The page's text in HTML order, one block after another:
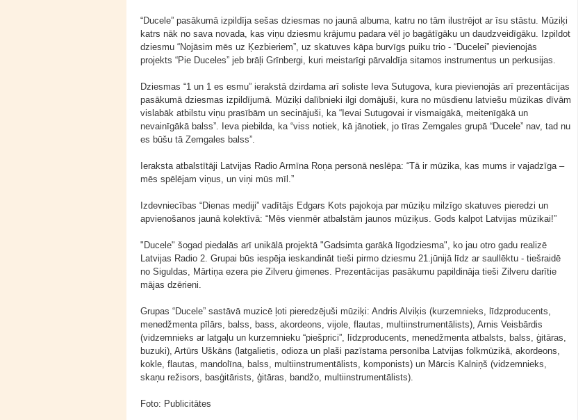
“Ducele” pasākumā izpildīja sešas dziesmas no jaunā albuma, katru no tām ilustrējot ar īsu stāstu. Mūziķi
katrs nāk no sava novada, kas viņu dziesmu krājumu padara vēl jo bagātīgāku un daudzveidīgāku. Izpildot
dziesmu “Nojāsim mēs uz Ķezbieriem”, uz skatuves kāpa burvīgs puiku trio - “Ducelei” pievienojās
projekts “Pie Duceles” jeb brāļi Grīnbergi, kuri meistarīgi pārvaldīja sitamos instrumentus un perkusijas.
Dziesmas “1 un 1 es esmu” ierakstā dzirdama arī soliste Ieva Sutugova, kura pievienojās arī prezentācijas
pasākumā dziesmas izpildījumā. Mūziķi dalībnieki ilgi domājuši, kura no mūsdienu latviešu mūzikas dīvām
vislabāk atbilstu viņu prasībām un secinājuši, ka “Ievai Sutugovai ir vismaigākā, meitenīgākā un
nevainīgākā balss”. Ieva piebilda, ka “viss notiek, kā jānotiek, jo tīras Zemgales grupā “Ducele” nav, tad nu
es būšu tā Zemgales balss”.
Ieraksta atbalstītāji Latvijas Radio Armīna Roņa personā neslēpa: “Tā ir mūzika, kas mums ir vajadzīga –
mēs spēlējam viņus, un viņi mūs mīl.”
Izdevniecības “Dienas mediji” vadītājs Edgars Kots pajokoja par mūziķu milzīgo skatuves pieredzi un
apvienošanos jaunā kolektīvā: “Mēs vienmēr atbalstām jaunos mūziķus. Gods kalpot Latvijas mūzikai!”
"Ducele" šogad piedalās arī unikālā projektā "Gadsimta garākā līgodziesma", ko jau otro gadu realizē
Latvijas Radio 2. Grupai būs iespēja ieskandināt tieši pirmo dziesmu 21.jūnijā līdz ar saullēktu - tiešraidē
no Siguldas, Mārtiņa ezera pie Zilveru ģimenes. Prezentācijas pasākumu papildināja tieši Zilveru darītie
mājas dzērieni.
Grupas “Ducele” sastāvā muzicē ļoti pieredzējuši mūziķi: Andris Alviķis (kurzemnieks, līdzproducents,
menedžmenta pīlārs, balss, bass, akordeons, vijole, flautas, multiinstrumentālists), Arnis Veisbārdis
(vidzemnieks ar latgaļu un kurzemnieku “piešprici”, līdzproducents, menedžmenta atbalsts, balss, ģitāras,
buzuki), Artūrs Uškāns (latgalietis, odioza un plaši pazīstama personība Latvijas folkmūzikā, akordeons,
kokle, flautas, mandolīna, balss, multiinstrumentālists, komponists) un Mārcis Kalniņš (vidzemnieks,
skaņu režisors, basģitārists, ģitāras, bandžo, multiinstrumentālists).
Foto: Publicitātes